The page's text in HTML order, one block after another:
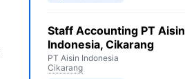
Staff Accounting PT Aisin
Indonesia, Cikarang
PT Aisin Indonesia
Cikarang